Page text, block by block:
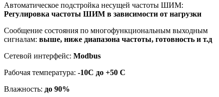
Автоматическое подстройка несущей частоты ШИМ:
Регулировка частоты ШИМ в зависимости от нагрузки
Сообщение состояния по многофункциональным выходным
сигналам: выше, ниже диапазона частоты, готовность и т.д
Сетевой интерфейс: Modbus
Рабочая температура: -10С до +50 С
Влажность: до 90%